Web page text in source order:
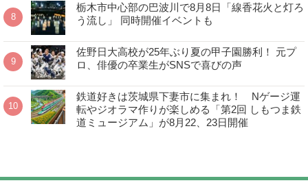
栃木市中心部の巴波川で8月8日「線香花火と灯ろ
う流し」 同時開催イベントも
佐野日大高校が25年ぶり夏の甲子園勝利！ 元プ
ロ、俳優の卒業生がSNSで喜びの声
鉄道好きは茨城県下妻市に集まれ！ Nゲージ運
転やジオラマ作りが楽しめる「第2回 しもつま鉄
道ミュージアム」が8月22、23日開催